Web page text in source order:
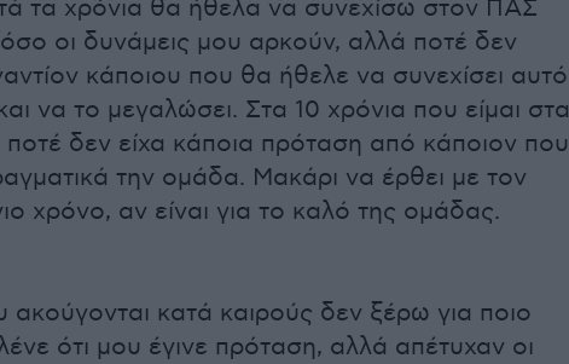
τα χρόνια θα ήθελα να συνεχίσω στον ΠΑΣ
όσο οι δυνάμεις μου αρκούν, αλλά ποτέ δεν
κάποιου που θα ήθελε να συνεχίσει αυτό
να το μεγαλώσει. Στα 10 χρόνια που είμαι στα
ποτέ δεν είχα κάποια πρόταση από κάποιον που
την ομάδα. Μακάρι να έρθει με τον
χρόνο, αν είναι για το καλό της ομάδας.
ακούγονται κατά καιρούς δεν ξέρω για ποιο
ότι μου έγινε πρόταση, αλλά απέτυχαν οι